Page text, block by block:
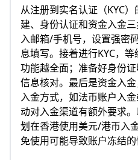
从注册到实名认证（KYC
建、身份认证和资金入金
入邮箱/手机号，设置强密
息填写。接着进行KYC，等
功能越全面；准备好身份
信息核对。最后是资金入
入金方式，如法币账户入
动对入金渠道有额外要求
划在香港使用美元/港币入
免使用可能导致账户冻结的